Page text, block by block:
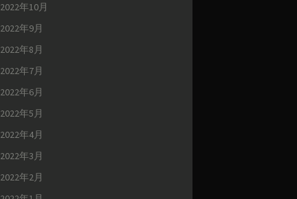
2022年10月
2022年9月
2022年8月
2022年7月
2022年6月
2022年5月
2022年4月
2022年3月
2022年2月